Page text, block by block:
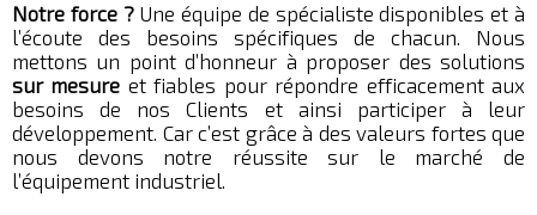
Notre force ?Une équipe de spécialiste disponibles et à
l’écoute des besoins spécifiques de chacun. Nous
mettons un point d’honneur à proposer des solutions
sur mesure et fiables pour répondre efficacement aux
besoins de nos Clients et ainsi participer à leur
développement. Car c’est grâce à des valeurs fortes que
nous devons notre réussite sur le marché de
l’équipement industriel.